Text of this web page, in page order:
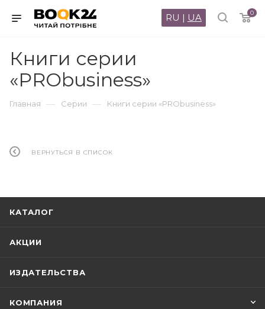
0
RU | UA
Книги серии
«PRObusiness»
Главная — Серии — Книги серии «PRObusiness»
ВЕРНУТЬСЯ В СПИСОК
КАТАЛОГ
АКЦИИ
ИЗДАТЕЛЬСТВА
КОМПАНИЯ